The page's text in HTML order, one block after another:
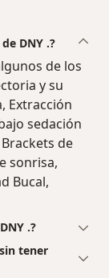
DNY .?
de los
y su
Extracción
sedación
de
sonrisa,
Bucal,
.?
tener